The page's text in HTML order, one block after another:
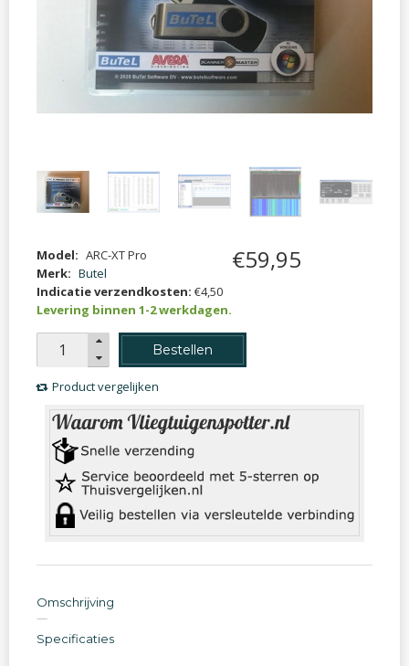
Model: ARC-XT Pro
Merk: Butel
Indicatie verzendkosten: €4,50
Levering binnen 1-2 werkdagen.
€59,95
Bestellen
Product vergelijken
Omschrijving
Specificaties